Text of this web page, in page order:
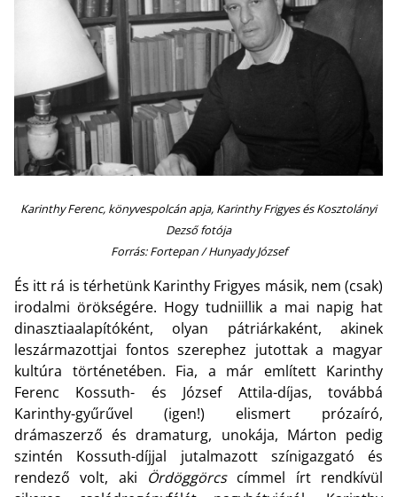
Karinthy Ferenc, könyvespolcán apja, Karinthy Frigyes és Kosztolányi
Dezső fotója
Forrás: Fortepan / Hunyady József
És itt rá is térhetünk Karinthy Frigyes másik, nem (csak)
irodalmi örökségére. Hogy tudniillik a mai napig hat
dinasztiaalapítóként, olyan pátriárkaként, akinek
leszármazottjai fontos szerephez jutottak a magyar
kultúra történetében. Fia, a már említett Karinthy
Ferenc Kossuth- és József Attila-díjas, továbbá
Karinthy-gyűrűvel (igen!) elismert prózaíró,
drámaszerző és dramaturg, unokája, Márton pedig
szintén Kossuth-díjjal jutalmazott színigazgató és
rendező volt, aki Ördöggörcs címmel írt rendkívül